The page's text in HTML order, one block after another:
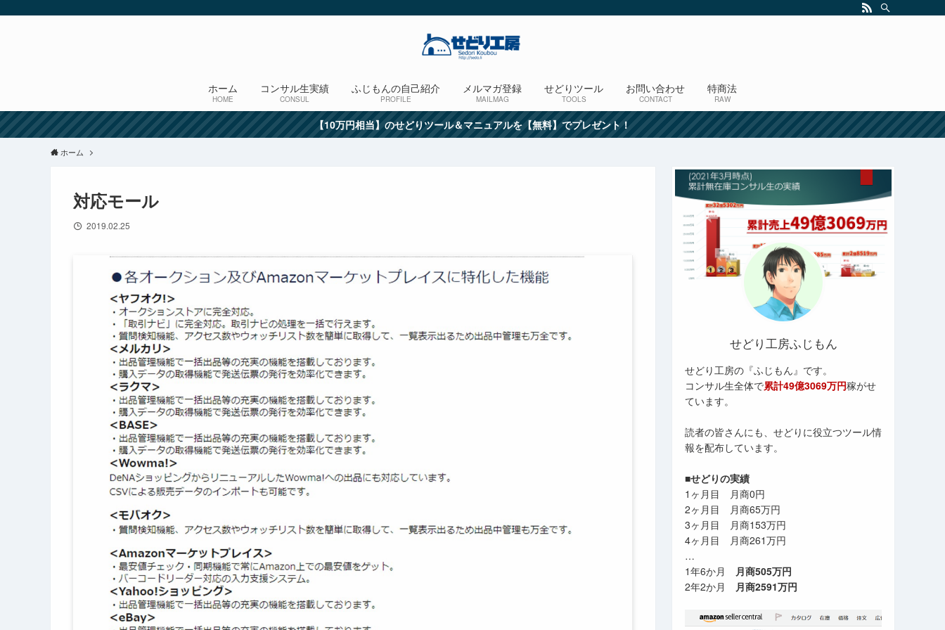
ホーム
HOME
コンサル生実績
CONSUL
ふじもんの自己紹介
PROFILE
メルマガ登録
MAILMAG
せどりツール
TOOLS
お問い合わせ
CONTACT
特商法
RAW
【10万円相当】のせどりツール＆マニュアルを【無料】でプレゼント！
ホーム
対応モール
2019.02.25
せどり工房ふじもん
せどり工房の『ふじもん』です。
コンサル生全体で累計49億3069万円稼がせ
ています。
読者の皆さんにも、せどりに役立つツール情
報を配布しています。
■せどりの実績
1ヶ月目 月商0円
2ヶ月目 月商65万円
3ヶ月目 月商153万円
4ヶ月目 月商261万円
…
1年6か月 月商505万円
2年2か月 月商2591万円